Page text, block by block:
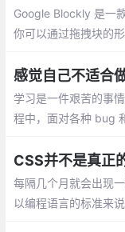
Google Blockly 是一
你可以通过拖拽块的
学习是一件艰苦的事
程中，面对各种 bug
员的十个特征
CSS并不是真正
每隔几个月就会出现
以编程语言的标准来